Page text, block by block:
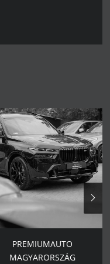
PREMIUMAUTO
MAGYARORSZÁG